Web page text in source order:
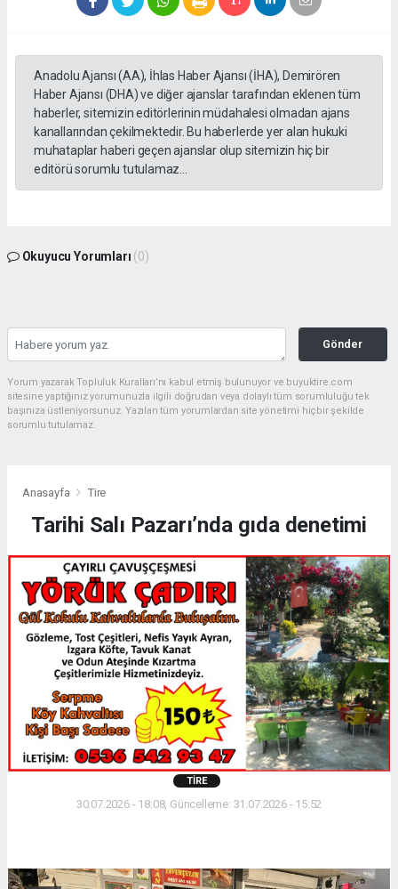
Anadolu Ajansı (AA), İhlas Haber Ajansı (İHA), Demirören
Haber Ajansı (DHA) ve diğer ajanslar tarafından eklenen tüm
haberler, sitemizin editörlerinin müdahalesi olmadan ajans
kanallarından çekilmektedir. Bu haberlerde yer alan hukuki
muhataplar haberi geçen ajanslar olup sitemizin hiç bir
editörü sorumlu tutulamaz...
Okuyucu Yorumları (0)
Gönder
Yorum yazarak Topluluk Kuralları’nı kabul etmiş bulunuyor ve buyuktire.com
sitesine yaptığınız yorumunuzla ilgili doğrudan veya dolaylı tüm sorumluluğu tek
başınıza üstleniyorsunuz. Yazılan tüm yorumlardan site yönetimi hiçbir şekilde
sorumlu tutulamaz.
Anasayfa Tire
Tarihi Salı Pazarı’nda gıda denetimi
TIRE
30.07.2026 - 18:08, Güncelleme: 31.07.2026 - 15:52